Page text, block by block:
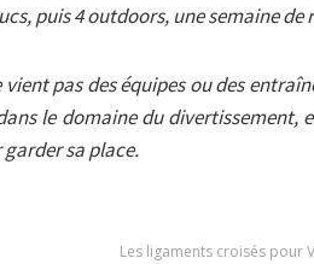
puis 4 outdoors, une semaine de
vient pas des équipes ou des
le domaine du divertissement,
sa place.
Les ligaments croisés pour